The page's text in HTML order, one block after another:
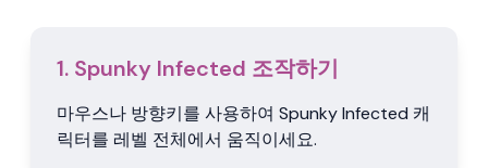
1. Spunky Infected 조작하기
마우스나 방향키를 사용하여 Spunky Infected 캐
릭터를 레벨 전체에서 움직이세요.